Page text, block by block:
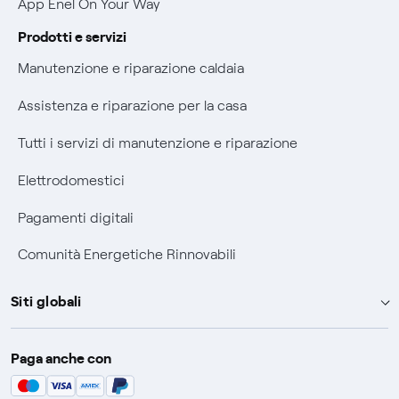
Verifica chi ti ha chiamato
Agevolazione utenti con disabilità per offerte Fibra
App Enel On Your Way
Prodotti e servizi
Manutenzione e riparazione caldaia
Assistenza e riparazione per la casa
Tutti i servizi di manutenzione e riparazione
Elettrodomestici
Pagamenti digitali
Comunità Energetiche Rinnovabili
Siti globali
Enel Group
Enel Green Power
Paga anche con